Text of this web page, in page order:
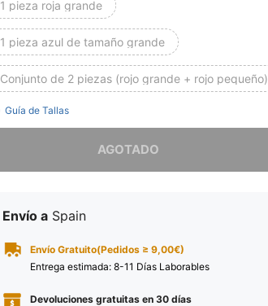
1 pieza roja grande
1 pieza azul de tamaño grande
Conjunto de 2 piezas (rojo grande + rojo pequeño)
Guía de Tallas
AGOTADO
Envío a Spain
Envío Gratuito(Pedidos ≥ 9,00€)
Entrega estimada: 8-11 Días Laborables
Devoluciones gratuitas en 30 días